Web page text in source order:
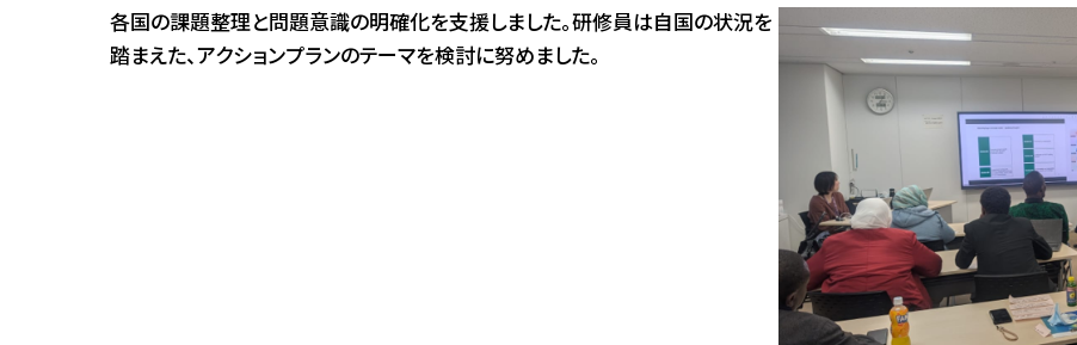
各国の課題整理と問題意識の明確化を支援しました。研修員は自国の状況を
踏まえた、アクションプランのテーマを検討に努めました。